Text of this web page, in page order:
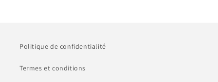
Politique de confidentialité
Termes et conditions